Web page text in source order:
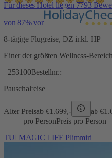
Für dieses Hotel liegen 7793
von 87% vor
8-tägige Flugreise, DZ inkl. HP
Einer der größten Wellness-
253100Bestellnr.:
Pauschalreise
Alter Preisab €1.699,- ab €
pro PersonPreis pro Person
TUI MAGIC LIFE Plimmiri